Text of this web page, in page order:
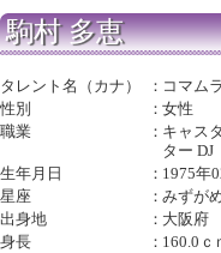
駒村 多恵
タレント名（カナ） ： コマム
性別
：女性
職業
： キャス
ター DJ
生年月日
： 1975年
星座
：みずが
出身地
： 大阪府
身長
： 160.0ｃ